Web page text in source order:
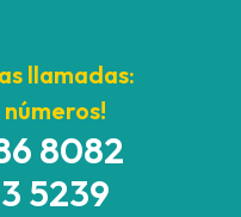
llamadas:
8082
5239